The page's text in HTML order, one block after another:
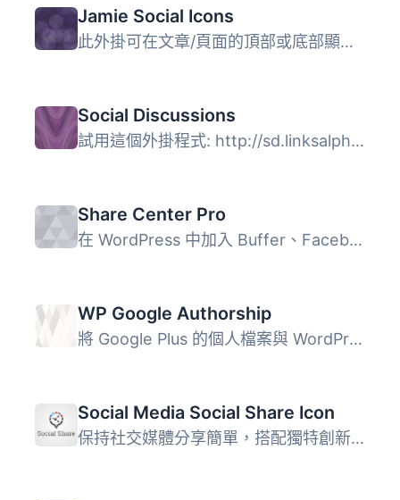
Jamie Social Icons
此外掛可在文章/頁面的頂部或底部顯示社交媒體圖示，或手動添...
Social Discussions
試用這個外掛程式: http://sd.linksalpha.com 讓你的部落格文...
Share Center Pro
在 WordPress 中加入 Buffer、Facebook、Google +1、LinkedIn...
WP Google Authorship
將 Google Plus 的個人檔案與 WordPress 整合。 包括多位作者...
Social Media Social Share Icon
保持社交媒體分享簡單，搭配獨特創新的社交風格動畫，提供使...